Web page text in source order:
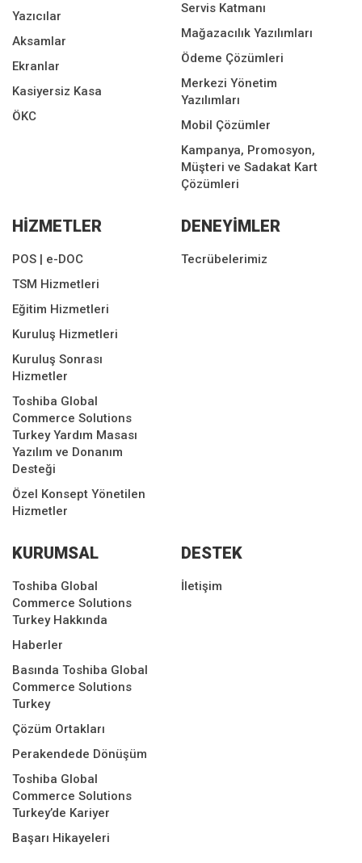
Yazıcılar
Aksamlar
Ekranlar
Kasiyersiz Kasa
ÖKC
Servis Katmanı
Mağazacılık Yazılımları
Ödeme Çözümleri
Merkezi Yönetim
Yazılımları
Mobil Çözümler
Kampanya, Promosyon,
Müşteri ve Sadakat Kart
Çözümleri
HİZMETLER
POS | e-DOC
TSM Hizmetleri
Eğitim Hizmetleri
Kuruluş Hizmetleri
Kuruluş Sonrası
Hizmetler
Toshiba Global
Commerce Solutions
Turkey Yardım Masası
Yazılım ve Donanım
Desteği
Özel Konsept Yönetilen
Hizmetler
DENEYİMLER
Tecrübelerimiz
KURUMSAL
Toshiba Global
Commerce Solutions
Turkey Hakkında
Haberler
Basında Toshiba Global
Commerce Solutions
Turkey
Çözüm Ortakları
Perakendede Dönüşüm
Toshiba Global
Commerce Solutions
Turkey’de Kariyer
Başarı Hikayeleri
DESTEK
İletişim